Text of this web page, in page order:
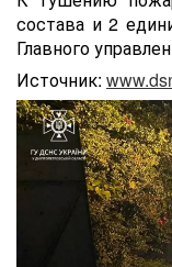
состава и 2
Главного
Источник: